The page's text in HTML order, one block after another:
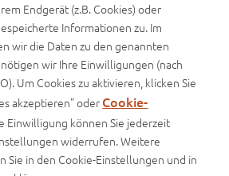
mitversichert sofern ausdrücklich im
Infos
(BIB)
Impressum
Endgerät (z.B. Cookies) oder
Informationen zu. Im
wir die Daten zu den genannten
wir Ihre Einwilligungen (nach
Um Cookies zu aktivieren, klicken Sie
akzeptieren" oder Cookie-
Einwilligung können Sie jederzeit
widerrufen. Weitere
Sie in den Cookie-Einstellungen und in